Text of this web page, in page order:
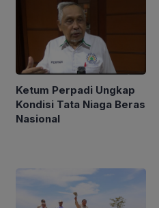
Ketum Perpadi Ungkap
Kondisi Tata Niaga Beras
Nasional